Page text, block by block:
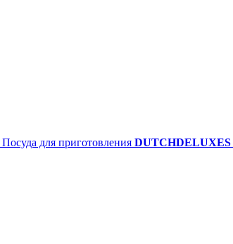
Посуда для приготовления DUTCHDELUXES